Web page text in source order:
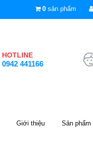
0 sản phẩm
HOTLINE
0942 441166
Giới thiệu Sản phẩm